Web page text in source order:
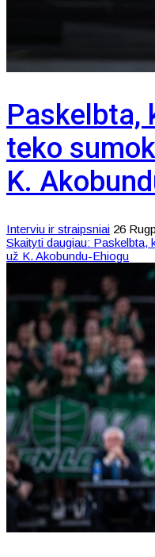
Paskelbta,
teko
K.
Interviu ir straipsniai 26
Skaityti daugiau: Paskelbta,
už K. Akobundu-Ehiogu